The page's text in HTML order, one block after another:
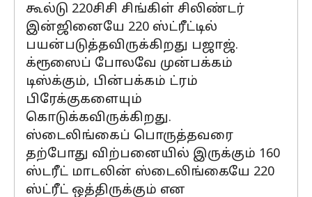
கூல்டு 220சிசி சிங்கிள் சிலிண்டர்
இன்ஜினையே 220 ஸ்ட்ரீட்டில்
பயன்படுத்தவிருக்கிறது பஜாஜ்.
க்ரூஸைப் போலவே முன்பக்கம்
டிஸ்க்கும், பின்பக்கம் ட்ரம்
பிரேக்குகளையும்
கொடுக்கவிருக்கிறது.
ஸ்டைலிங்கைப் பொருத்தவரை
தற்போது விற்பனையில் இருக்கும் 160
ஸ்டரீட் மாடலின் ஸ்டைலிங்கையே 220
ஸ்ட்ரீட் ஒத்திருக்கும் என